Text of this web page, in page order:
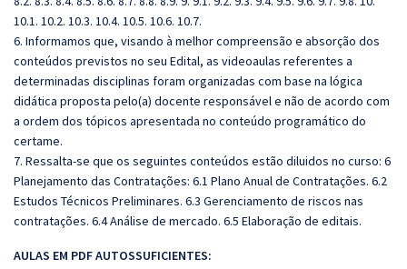
10.1. 10.2. 10.3. 10.4. 10.5. 10.6. 10.7.
6. Informamos que, visando à melhor compreensão e absorção dos
conteúdos previstos no seu Edital, as videoaulas referentes a
determinadas disciplinas foram organizadas com base na lógica
didática proposta pelo(a) docente responsável e não de acordo com
a ordem dos tópicos apresentada no conteúdo programático do
certame.
7. Ressalta-se que os seguintes conteúdos estão diluidos no curso: 6
Planejamento das Contratações: 6.1 Plano Anual de Contratações. 6.2
Estudos Técnicos Preliminares. 6.3 Gerenciamento de riscos nas
contratações. 6.4 Análise de mercado. 6.5 Elaboração de editais.
AULAS EM PDF AUTOSSUFICIENTES: